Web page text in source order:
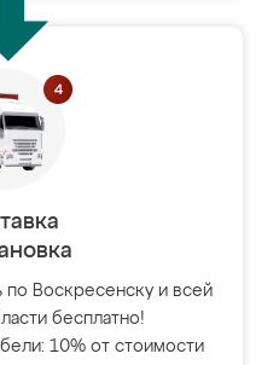
Воскресенску и всей
бесплатно!
10% от стоимости